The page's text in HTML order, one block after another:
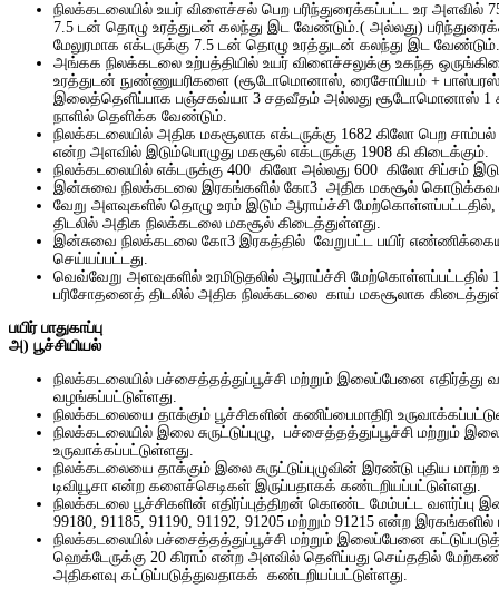
நிலக்கடலையில் உயர் விளைச்சல் பெற பரிந்துரைக்கப்பட்ட உர
7.5 டன் தொழு உரத்துடன் கலந்து இட வேண்டும்.( அல்லது)
மேலுரமாக எக்டருக்கு 7.5 டன் தொழு உரத்துடன் கலந்து இட வேண்டும்.
அங்கக நிலக்கடலை உற்பத்தியில் உயர் விளைச்சலுக்கு உகந்த
உரத்துடன் நுண்ணுயரிகளை (சூடோமொனாஸ், ரைசோபியம் +
இலைத்தெளிப்பாக பஞ்சகவ்யா 3 சதவீதம் அல்லது சூடோமொனாஸ்
நாளில் தெளிக்க வேண்டும்.
நிலக்கடலையில் அதிக மகசூலாக எக்டருக்கு 1682 கிலோ பெற
என்ற அளவில் இடும்பொழுது மகசூல் எக்டருக்கு 1908 கி கிடைக்கும்.
நிலக்கடலையில் எக்டருக்கு 400 கிலோ அல்லது 600 கிலோ சிப்சம்
இன்சுவை நிலக்கடலை இரகங்களில் கோ3 அதிக மகசூல்
வேறு அளவுகளில் தொழு உரம் இடும் ஆராய்ச்சி
திடலில் அதிக நிலக்கடலை மகசூல் கிடைத்துள்ளது.
இன்சுவை நிலக்கடலை கோ3 இரகத்தில் வேறுபட்ட பயிர்
செய்யப்பட்டது.
வெவ்வேறு அளவுகளில் உரமிடுதலில் ஆராய்ச்சி
பரிசோதனைத் திடலில் அதிக நிலக்கடலை காய் மகசூலாக
பயிர் பாதுகாப்பு
அ) பூச்சியியல்
நிலக்கடலையில் பச்சைத்தத்துப்பூச்சி மற்றும் இலைப்பேனை
வழங்கப்பட்டுள்ளது.
நிலக்கடலையை தாக்கும் பூச்சிகளின் கணிப்பைமாதிரி
நிலக்கடலையில் இலை சுருட்டுப்புழு, பச்சைத்தத்துப்பூச்சி மற்றும்
உருவாக்கப்பட்டுள்ளது.
நிலக்கடலையை தாக்கும் இலை சுருட்டுப்புழுவின் இரண்டு புதிய மாற்ற
டிவியூசா என்ற களைச்செடிகள் இருப்பதாகக் கண்டறியப்பட்டுள்ளது.
நிலக்கடலை பூச்சிகளின் எதிர்ப்புத்திறன் கொண்ட மேம்பட்ட வளர்ப்பு
99180, 91185, 91190, 91192, 91205 மற்றும் 91215 என்ற
நிலக்கடலையில் பச்சைத்தத்துப்பூச்சி மற்றும் இலைப்பேனை
ஹெக்டேருக்கு 20 கிராம் என்ற அளவில் தெளிப்பது செய்ததில்
அதிகளவு கட்டுப்படுத்துவதாகக் கண்டறியப்பட்டுள்ளது.